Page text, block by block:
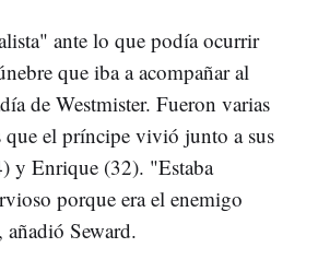
ante lo que podía ocurrir
que iba a acompañar al
de Westmister. Fueron varias
que el príncipe vivió junto a sus
y Enrique (32). "Estaba
porque era el enemigo
Seward.